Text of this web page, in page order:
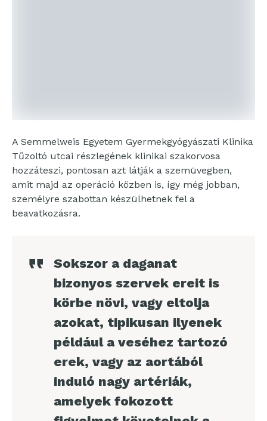
A Semmelweis Egyetem Gyermekgyógyászati Klinika
Tűzoltó utcai részlegének klinikai szakorvosa
hozzáteszi, pontosan azt látják a szemüvegben,
amit majd az operáció közben is, így még jobban,
személyre szabottan készülhetnek fel a
beavatkozásra.
Sokszor a daganat
bizonyos szervek ereit is
körbe növi, vagy eltolja
azokat, tipikusan ilyenek
például a veséhez tartozó
erek, vagy az aortából
induló nagy artériák,
amelyek fokozott